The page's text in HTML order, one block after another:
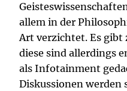
allem in der
Art verzichtet. Es gibt
diese sind allerdings
als Infotainment
Diskussionen werden